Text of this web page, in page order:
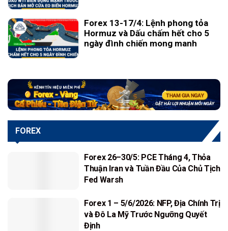
Forex 13-17/4: Lệnh phong tỏa
Hormuz và Dấu chấm hết cho 5
ngày đình chiến mong manh
FOREX
Forex 26–30/5: PCE Tháng 4, Thỏa
Thuận Iran và Tuần Đầu Của Chủ Tịch
Fed Warsh
Forex 1 – 5/6/2026: NFP, Địa Chính Trị
và Đô La Mỹ Trước Ngưỡng Quyết
Định